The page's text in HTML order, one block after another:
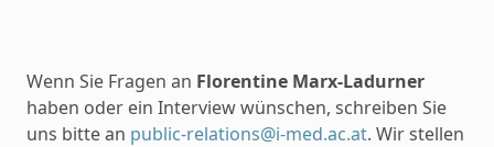
Wenn Sie Fragen an Florentine Marx-Ladurner
haben oder ein Interview wünschen, schreiben Sie
uns bitte an public-relations@i-med.ac.at. Wir stellen